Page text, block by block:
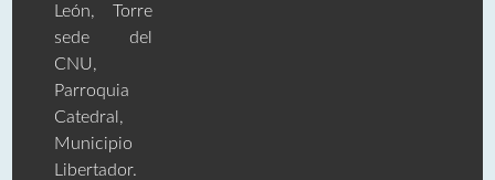
León, Torre
sede del
CNU,
Parroquia
Catedral,
Municipio
Libertador.